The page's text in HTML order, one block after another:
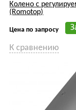
Колено с
(Romotop)
Цена по запросу
К сравнению